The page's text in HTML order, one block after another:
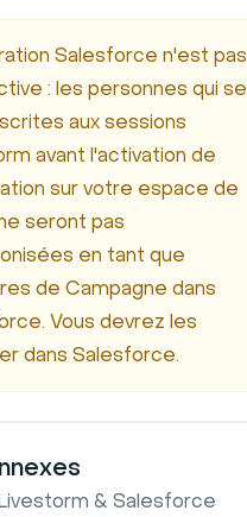
Salesforce n'est pas
: les personnes qui se
aux sessions
avant l'activation de
sur votre espace de
seront pas
en tant que
de Campagne dans
Vous devrez les
dans Salesforce.
& Salesforce